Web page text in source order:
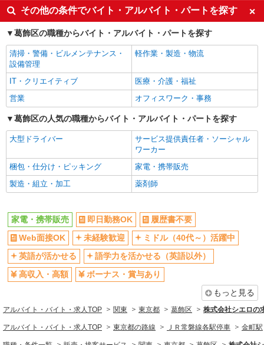
即日勤務OK
履歴書不要
Web面接OK
未経験歓迎
ミドル（40代～）活躍中
英語が活かせる
語学力を活かせる（英語以外）
高収入・高額
ボーナス・賞与あり
昇給あり
日払い
週払い
10時～勤務OK
髪型・髪色自由
ネイルOK
ピアスOK
車通勤OK
バイク通勤OK
交通費支給
社会保険あり
入社祝い金あり
各種手当（家族・役職・インセン
ティブなど）あり
同じ職種から求人を探す
販売・接客サービス
家電・携帯販売
同じ特徴から求人を探す
ミドル（40代～）活躍中
その他の条件でバイト・アルバイト・パートを探す
葛飾区の職種からバイト・アルバイト・パートを探す
清掃・警備・ビルメンテナンス・
設備管理
軽作業・製造・物流
IT・クリエイティブ
医療・介護・福祉
営業
オフィスワーク・事務
葛飾区の人気の職種からバイト・アルバイト・パートを探す
大型ドライバー
サービス提供責任者・ソーシャル
ワーカー
梱包・仕分け・ピッキング
家電・携帯販売
製造・組立・加工
薬剤師
家電・携帯販売 即日勤務OK
履歴書不要
Web面接OK
未経験歓迎
ミドル（40代～）活躍中
英語が活かせる
語学力を活かせる（英語以外）
高収入・高額
ボーナス・賞与あり
もっと見る
アルバイト・バイト・求人TOP 関東 東京都 葛飾区 株式会社シエロの
アルバイト・バイト・求人TOP 東京都の路線 ＪＲ常磐線各駅停車 金町駅